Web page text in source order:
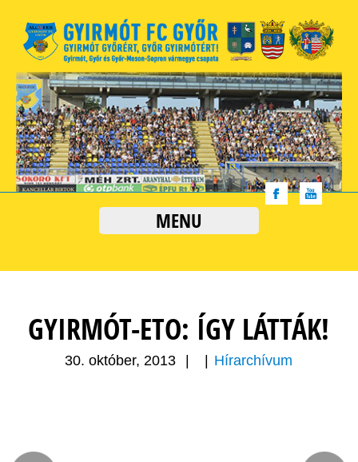
MENU
GYIRMÓT-ETO: ÍGY LÁTTÁK!
30. október, 2013 Hírarchívum